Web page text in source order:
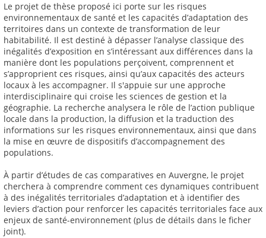
Le projet de thèse proposé ici porte sur les risques
environnementaux de santé et les capacités d’adaptation des
territoires dans un contexte de transformation de leur
habitabilité. Il est destiné à dépasser l’analyse classique des
inégalités d’exposition en s’intéressant aux différences dans la
manière dont les populations perçoivent, comprennent et
s’approprient ces risques, ainsi qu’aux capacités des acteurs
locaux à les accompagner. Il s'appuie sur une approche
interdisciplinaire qui croise les sciences de gestion et la
géographie. La recherche analysera le rôle de l’action publique
locale dans la production, la diffusion et la traduction des
informations sur les risques environnementaux, ainsi que dans
la mise en œuvre de dispositifs d’accompagnement des
populations.
À partir d’études de cas comparatives en Auvergne, le projet
cherchera à comprendre comment ces dynamiques contribuent
à des inégalités territoriales d’adaptation et à identifier des
leviers d’action pour renforcer les capacités territoriales face aux
enjeux de santé-environnement (plus de détails dans le ficher
joint).